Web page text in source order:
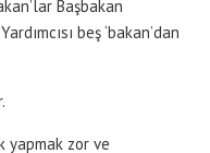
Başbakan
beş ‘bakan’dan
yapmak zor ve